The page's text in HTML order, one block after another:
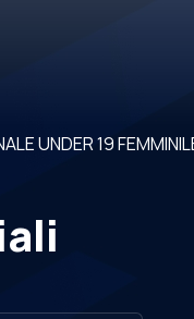
UNDER 19